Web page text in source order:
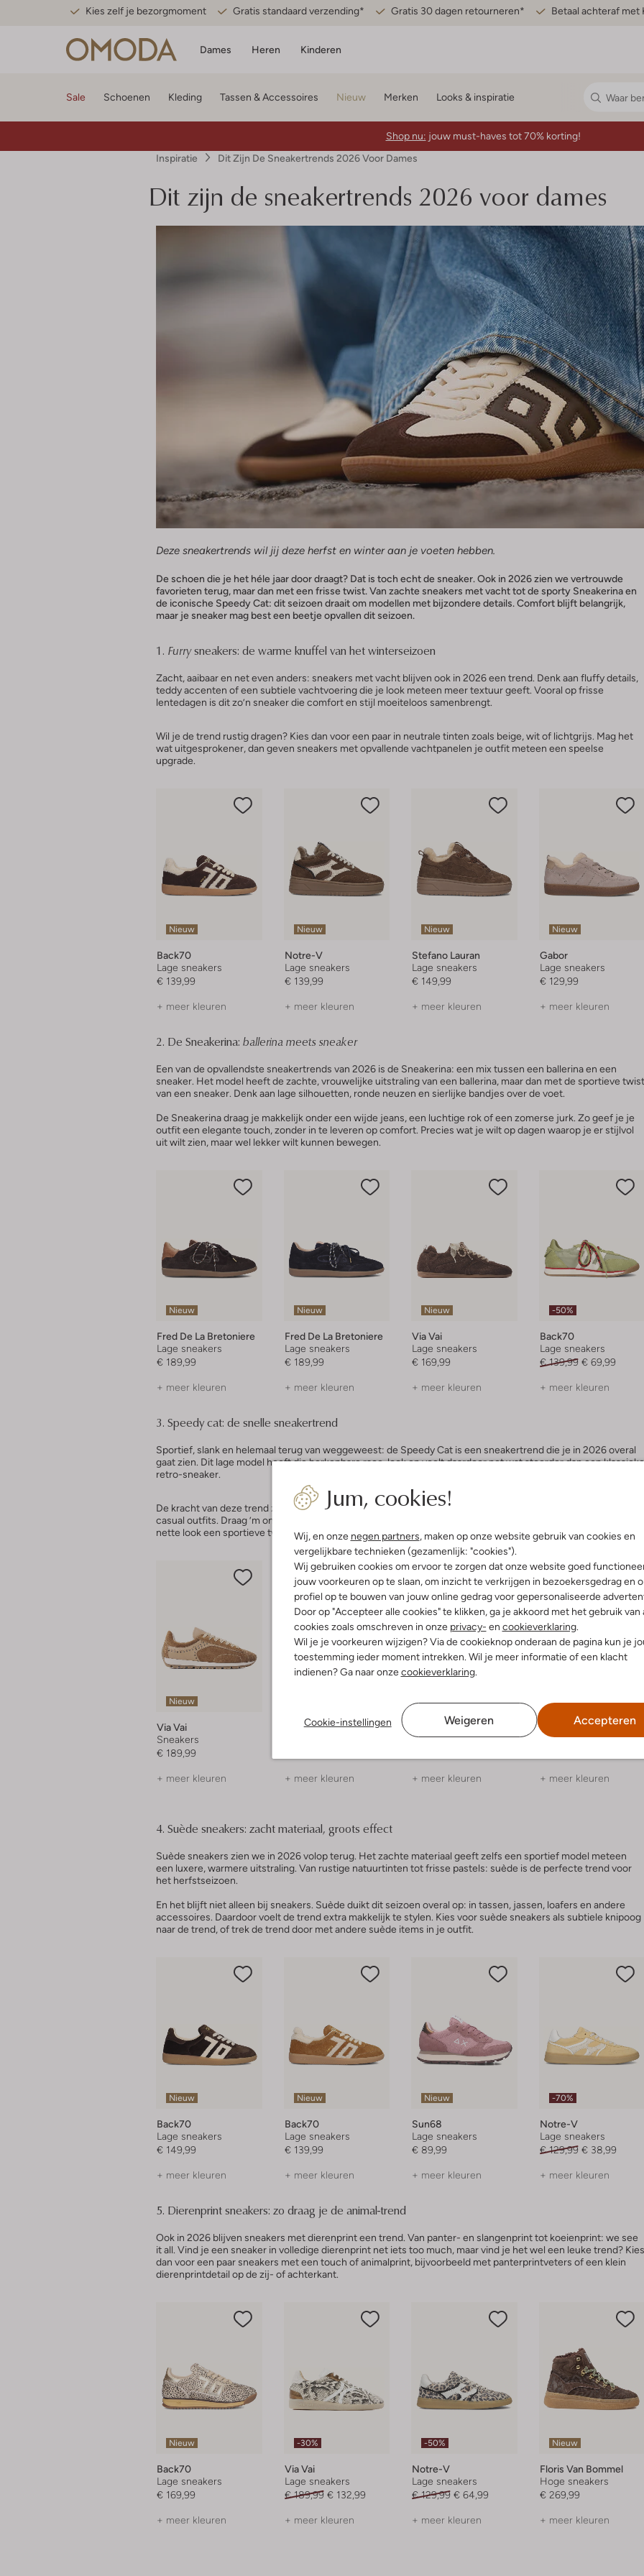
Kies zelf je bezorgmoment Gratis standaard verzending* Gratis 30 dagen retourneren* Betaal achteraf met
Dames Heren Kinderen
Jum, cookies!
Wij, en onze negen partners, maken op onze website gebruik van cookies en
vergelijkbare technieken (gezamenlijk: "cookies").
Wij gebruiken cookies om ervoor te zorgen dat onze website goed
jouw voorkeuren op te slaan, om inzicht te verkrijgen in bezoekersgedrag en
profiel op te bouwen van jouw online gedrag voor gepersonaliseerde
Door op "Accepteer alle cookies" te klikken, ga je akkoord met het gebruik van
cookies zoals omschreven in onze privacy- en cookieverklaring.
Wil je je voorkeuren wijzigen? Via de cookieknop onderaan de pagina kun je
toestemming ieder moment intrekken. Wil je meer informatie of een klacht
indienen? Ga naar onzecookieverklaring.
Cookie-instellingen Weigeren Accepteren
Sale Schoenen Kleding Tassen & Accessoires Nieuw Merken Looks & inspiratie
Shop nu: jouw must-haves tot 70% korting!
Inspiratie
Dit Zijn De Sneakertrends 2026 Voor Dames
Dit zijn de sneakertrends 2026 voor dames
Deze sneakertrends wil jij deze herfst en winter aan je voeten hebben.
De schoen die je het héle jaar door draagt? Dat is toch echt de sneaker. Ook in 2026 zien we vertrouwde
favorieten terug, maar dan met een frisse twist. Van zachte sneakers met vacht tot de sporty Sneakerina en
de iconische Speedy Cat: dit seizoen draait om modellen met bijzondere details. Comfort blijft belangrijk,
maar je sneaker mag best een beetje opvallen dit seizoen.
1. Furrysneakers: de warme knuffel van het winterseizoen
Zacht, aaibaar en net even anders: sneakers met vacht blijven ook in 2026 een trend. Denk aan fluffy details,
teddy accenten of een subtiele vachtvoering die je look meteen meer textuur geeft. Vooral op frisse
lentedagen is dit zo’n sneaker die comfort en stijl moeiteloos samenbrengt.
Wil je de trend rustig dragen? Kies dan voor een paar in neutrale tinten zoals beige, wit of lichtgrijs. Mag het
wat uitgesprokener, dan geven sneakers met opvallende vachtpanelen je outfit meteen een speelse
upgrade.
Nieuw
Back70
Lage sneakers
€ 139,99
+ meer kleuren
Nieuw
Notre-V
Lage sneakers
€ 139,99
+ meer kleuren
Nieuw
Stefano Lauran
Lage sneakers
€ 149,99
+ meer kleuren
Nieuw
Gabor
Lage sneakers
€ 129,99
+ meer kleuren
2. De Sneakerina: ballerina meets sneaker
Een van de opvallendste sneakertrends van 2026 is de Sneakerina: een mix tussen een ballerina en een
sneaker. Het model heeft de zachte, vrouwelijke uitstraling van een ballerina, maar dan met de sportieve twist
van een sneaker. Denk aan lage silhouetten, ronde neuzen en sierlijke bandjes over de voet.
De Sneakerina draag je makkelijk onder een wijde jeans, een luchtige rok of een zomerse jurk. Zo geef je je
outfit een elegante touch, zonder in te leveren op comfort. Precies wat je wilt op dagen waarop je er stijlvol
uit wilt zien, maar wel lekker wilt kunnen bewegen.
Nieuw
Fred De La Bretoniere
Lage sneakers
€ 189,99
+ meer kleuren
Nieuw
Fred De La Bretoniere
Lage sneakers
€ 189,99
+ meer kleuren
Nieuw
Via Vai
Lage sneakers
€ 169,99
+ meer kleuren
-50%
Back70
Lage sneakers
€ 139,99 € 69,99
+ meer kleuren
3. Speedy cat: de snelle sneakertrend
Sportief, slank en helemaal terug van weggeweest: de Speedy Cat is een sneakertrend die je in 2026 overal
gaat zien. Dit lage model heeft die herkenbare race-look en voelt daardoor net wat stoerder dan een klassieke
retro-sneaker.
De kracht van deze trend zit in de eenvoud. De Speedy Cat is smal, plat en makkelijk te combineren met
casual outfits. Draag ’m onder een
nette look een sportieve twist te geven.
Nieuw
Via Vai
Sneakers
€ 189,99
+ meer kleuren + meer kleuren
-50%
Lage sneakers
+ meer kleuren
Nieuw
Polo Ralph Lauren
Lage sneakers
+ meer kleuren
4. Suède sneakers: zacht materiaal, groots effect
Suède sneakers zien we in 2026 volop terug. Het zachte materiaal geeft zelfs een sportief model meteen
een luxere, warmere uitstraling. Van rustige natuurtinten tot frisse pastels: suède is de perfecte trend voor
het herfstseizoen.
En het blijft niet alleen bij sneakers. Suède duikt dit seizoen overal op: in tassen, jassen, loafers en andere
accessoires. Daardoor voelt de trend extra makkelijk te stylen. Kies voor suède sneakers als subtiele knipoog
naar de trend, of trek de trend door met andere suède items in je outfit.
Nieuw
Back70
Lage sneakers
€ 149,99
+ meer kleuren
Nieuw
Back70
Lage sneakers
€ 139,99
+ meer kleuren
Nieuw
Sun68
Lage sneakers
€ 89,99
+ meer kleuren
-70%
Notre-V
Lage sneakers
€ 129,99 € 38,99
+ meer kleuren
5. Dierenprint sneakers: zo draag je de animal-trend
Ook in 2026 blijven sneakers met dierenprint een trend. Van panter- en slangenprint tot koeienprint: we see
it all. Vind je een sneaker in volledige dierenprint net iets too much, maar vind je het wel een leuke trend? Kies
dan voor een paar sneakers met een touch of animalprint, bijvoorbeeld met panterprintveters of een klein
dierenprintdetail op de zij- of achterkant.
Nieuw
Back70
Lage sneakers
€ 169,99
+ meer kleuren
-30%
Via Vai
Lage sneakers
€ 189,99 € 132,99
+ meer kleuren
-50%
Notre-V
Lage sneakers
€ 129,99 € 64,99
+ meer kleuren
Nieuw
Floris Van Bommel
Hoge sneakers
€ 269,99
+ meer kleuren